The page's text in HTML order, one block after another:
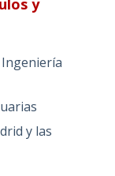
y las